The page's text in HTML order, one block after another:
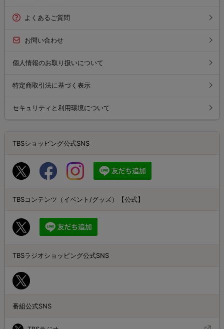
よくあるご質問
お問い合わせ
個人情報のお取り扱いについて
特定商取引法に基づく表示
セキュリティと利用環境について
TBSショッピング公式SNS
TBSコンテンツ（イベント/グッズ）【公式】
TBSラジオショッピング公式SNS
番組公式SNS